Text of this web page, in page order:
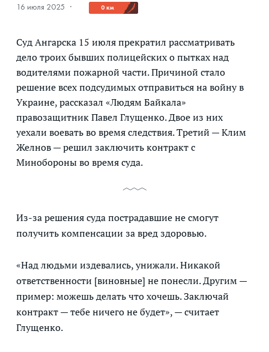
16 июля 2025 · 0 км
Суд Ангарска 15 июля прекратил рассматривать
дело троих бывших полицейских о пытках над
водителями пожарной части. Причиной стало
решение всех подсудимых отправиться на войну в
Украине, рассказал «Людям Байкала»
правозащитник Павел Глущенко. Двое из них
уехали воевать во время следствия. Третий — Клим
Желнов — решил заключить контракт с
Минобороны во время суда.
Из-за решения суда пострадавшие не смогут
получить компенсации за вред здоровью.
«Над людьми издевались, унижали. Никакой
ответственности [виновные] не понесли. Другим —
пример: можешь делать что хочешь. Заключай
контракт — тебе ничего не будет», — считает
Глущенко.